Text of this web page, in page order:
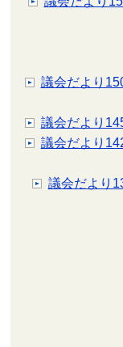
議会だより
議会だより
議会だより
議会だより